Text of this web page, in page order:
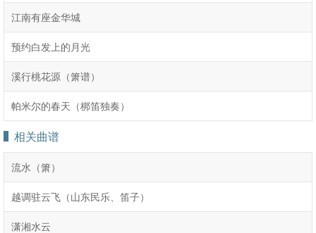
江南有座金华城
预约白发上的月光
溪行桃花源（箫谱）
帕米尔的春天（梆笛独奏）
相关曲谱
流水（箫）
越调驻云飞（山东民乐、笛子）
潇湘水云